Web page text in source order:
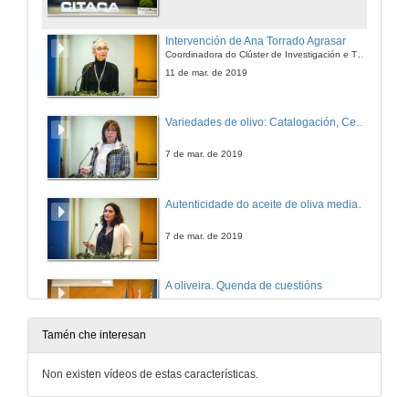
Intervención de Ana Torrado Agrasar
Coordinadora do Clúster de Investigación e Transferencia Agroalimentaria do Campus da Auga (CITACA) da Universidade de Vigo
11 de mar. de 2019
Variedades de olivo: Catalogación, Certificación e Rexistro de Variedades Comerciais
7 de mar. de 2019
7 de mar. de 2019
A oliveira. Quenda de cuestións
7 de mar. de 2019
Tamén che interesan
Non existen vídeos de estas características.